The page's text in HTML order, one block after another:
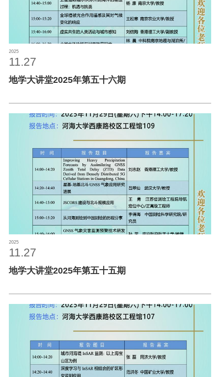
2025
11.27
地学大讲堂2025年第五十六期
2025
11.27
地学大讲堂2025年第五十五期